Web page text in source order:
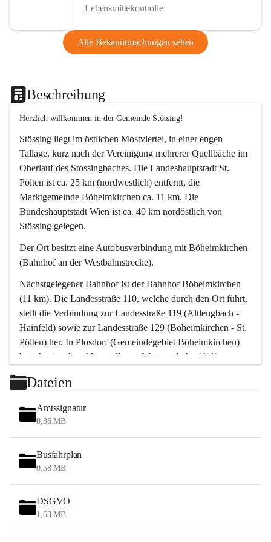
Lebensmittekontrolle
Alle Bekanntmachungen sehen
Beschreibung
Herzlich willkommen in der Gemeinde Stössing!
Stössing liegt im östlichen Mostviertel, in einer engen
Tallage, kurz nach der Vereinigung mehrerer Quellbäche im
Oberlauf des Stössingbaches. Die Landeshauptstadt St.
Pölten ist ca. 25 km (nordwestlich) entfernt, die
Marktgemeinde Böheimkirchen ca. 11 km. Die
Bundeshauptstadt Wien ist ca. 40 km nordöstlich von
Stössing gelegen.
Der Ort besitzt eine Autobusverbindung mit Böheimkirchen
(Bahnhof an der Westbahnstrecke).
Nächstgelegener Bahnhof ist der Bahnhof Böheimkirchen
(11 km). Die Landesstraße 110, welche durch den Ort führt,
stellt die Verbindung zur Landesstraße 119 (Altlengbach -
Hainfeld) sowie zur Landesstraße 129 (Böheimkirchen - St.
Pölten) her. In Plosdorf (Gemeindegebiet Böheimkirchen)
besteht eine Anschlussstelle zur Westautobahn (A 1).
Wien erreicht man in ca. 45 Minuten.
Stössing zählt noch zum Naherholungsraum Wien sowie
zum Naherholungsraum St. Pölten. Viele Bauernhöfe hatten
„ihre Wiener“. Seit 1960 bauten viele Wiener
Wochenendhäuser im Gemeindegebiet. Wegen des
waldreichen Jagdgebietes haben viele Jagdpächter ihre
Das Wandern ist aus touristischer Sicht die bedeutendste
Tätigkeit. Das hügelige Gebiet mit Wanderwegen durch
Wiesen, Wälder und Obstkulturen lädt dazu ein. Gefördert
Dateien
Amtssignatur
0,36 MB
Busfahrplan
0,58 MB
DSGVO
1,63 MB